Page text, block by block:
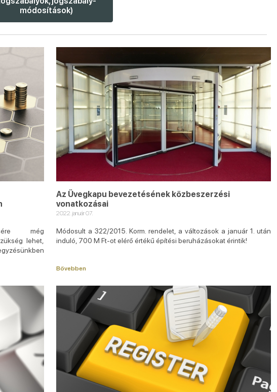
módosítások)
még
lehet,
Az Üvegkapu bevezetésének közbeszerzési
vonatkozásai
2022. január 07.
Módosult a 322/2015. Korm. rendelet, a változások a január 1. után
induló, 700 M Ft-ot elérő értékű építési beruházásokat érintik!
Bővebben